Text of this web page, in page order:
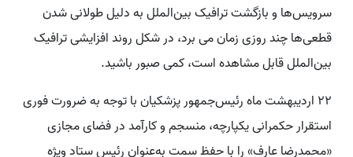
سرویس‌ها و بازگشت ترافیک بین‌الملل به دلیل طولانی شدن
قطعی‌ها چند روزی زمان‌ می برد، در شکل روند افزایشی ترافیک
بین‌الملل قابل مشاهده است، کمی صبور باشید.
۲۲ اردیبهشت ماه رئیس‌جمهور پزشکیان با توجه به ضرورت فوری
استقرار حکمرانی یکپارچه، منسجم و کارآمد در فضای مجازی
«محمدرضا عارف» را با حفظ سمت به‌عنوان رئیس ستاد ویژه